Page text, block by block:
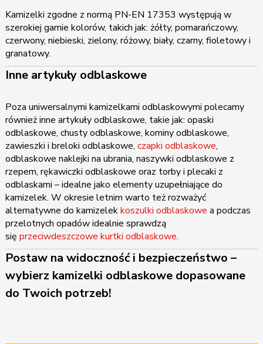
Kamizelki zgodne z normą PN-EN 17353 występują w
szerokiej gamie kolorów, takich jak: żółty, pomarańczowy,
czerwony, niebieski, zielony, różowy, biały, czarny, fioletowy i
granatowy.
Inne artykuły odblaskowe
Poza uniwersalnymi kamizelkami odblaskowymi polecamy
również inne artykuły odblaskowe, takie jak: opaski
odblaskowe, chusty odblaskowe, kominy odblaskowe,
zawieszki i breloki odblaskowe, czapki odblaskowe,
odblaskowe naklejki na ubrania, naszywki odblaskowe z
rzepem, rękawiczki odblaskowe oraz torby i plecaki z
odblaskami – idealne jako elementy uzupełniające do
kamizelek. W okresie letnim warto też rozważyć
alternatywne do kamizelekkoszulki odblaskowe a podczas
przelotnych opadów idealnie sprawdzą
się przeciwdeszczowe kurtki odblaskowe.
Postaw na widoczność i bezpieczeństwo –
wybierz kamizelki odblaskowe dopasowane
do Twoich potrzeb!